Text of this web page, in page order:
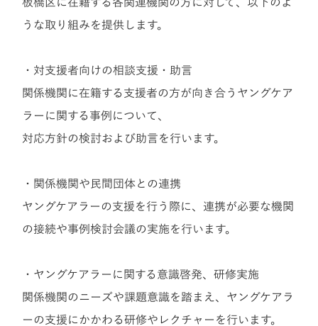
うな取り組みを提供します。
・対支援者向けの相談支援・助言
関係機関に在籍する支援者の方が向き合うヤングケア
ラーに関する事例について、
対応方針の検討および助言を行います。
・関係機関や民間団体との連携
ヤングケアラーの支援を行う際に、連携が必要な機関
の接続や事例検討会議の実施を行います。
・ヤングケアラーに関する意識啓発、研修実施
関係機関のニーズや課題意識を踏まえ、ヤングケアラ
ーの支援にかかわる研修やレクチャーを行います。